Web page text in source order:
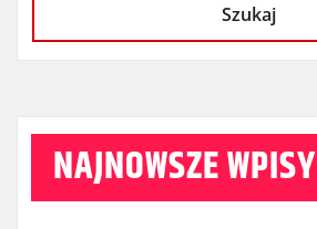
Szukaj
NAJNOWSZE WPISY